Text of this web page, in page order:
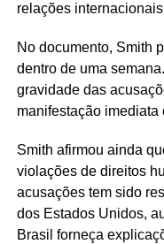
relações
No documento, Smith
dentro de uma
gravidade das
manifestação imediata
Smith afirmou ainda
violações de direitos
acusações tem sido
dos Estados Unidos,
Brasil forneça